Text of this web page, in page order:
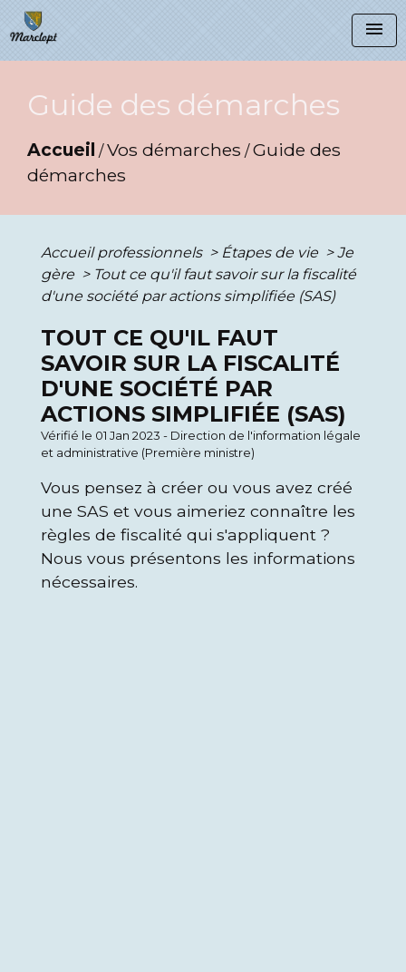
menu
Guide des démarches
Accueil /Vos démarches /Guide des
démarches
Accueil professionnels > Étapes de vie > Je
gère > Tout ce qu'il faut savoir sur la fiscalité
d'une société par actions simplifiée (SAS)
TOUT CE QU'IL FAUT
SAVOIR SUR LA FISCALITÉ
D'UNE SOCIÉTÉ PAR
ACTIONS SIMPLIFIÉE (SAS)
Vérifié le 01 Jan 2023 - Direction de l'information légale
et administrative (Première ministre)
Vous pensez à créer ou vous avez créé
une SAS et vous aimeriez connaître les
règles de fiscalité qui s'appliquent ?
Nous vous présentons les informations
nécessaires.